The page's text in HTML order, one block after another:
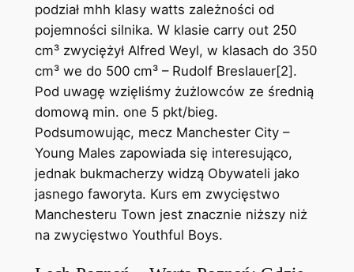
podział mhh klasy watts zależności od
pojemności silnika. W klasie carry out 250
cm³ zwyciężył Alfred Weyl, w klasach do 350
cm³ we do 500 cm³ – Rudolf Breslauer[2].
Pod uwagę wzięliśmy żużlowców ze średnią
domową min. one 5 pkt/bieg.
Podsumowując, mecz Manchester City –
Young Males zapowiada się interesująco,
jednak bukmacherzy widzą Obywateli jako
jasnego faworyta. Kurs em zwycięstwo
Manchesteru Town jest znacznie niższy niż
na zwycięstwo Youthful Boys.